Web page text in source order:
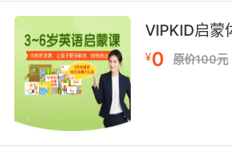
有较强自主学习能力或年龄稍
步：聚焦三个核心考察要素
后，就需要深入考察课程的具
关注以下三方面： 师资是课程
持有国际认可的教
TESOL/TEFL）、其口音与教
但更重要的是，老师是否真
VIPKID启蒙
¥0 原价100元